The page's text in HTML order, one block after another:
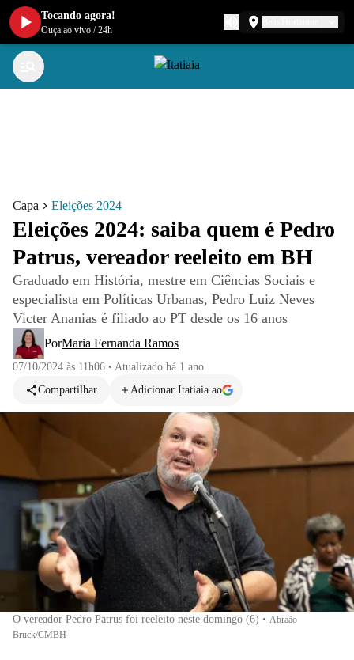
Capa Eleições 2024
Eleições 2024: saiba quem é Pedro
Patrus, vereador reeleito em BH
Graduado em História, mestre em Ciências Sociais e
especialista em Políticas Urbanas, Pedro Luiz Neves
Victer Ananias é filiado ao PT desde os 16 anos
PorMaria Fernanda Ramos
07/10/2024 às 11h06 • Atualizado há 1 ano
Compartilhar
Adicionar Itatiaia ao
O vereador Pedro Patrus foi reeleito neste domingo (6) • Abraão
Bruck/CMBH
Tocando agora!
Ouça ao vivo /24h